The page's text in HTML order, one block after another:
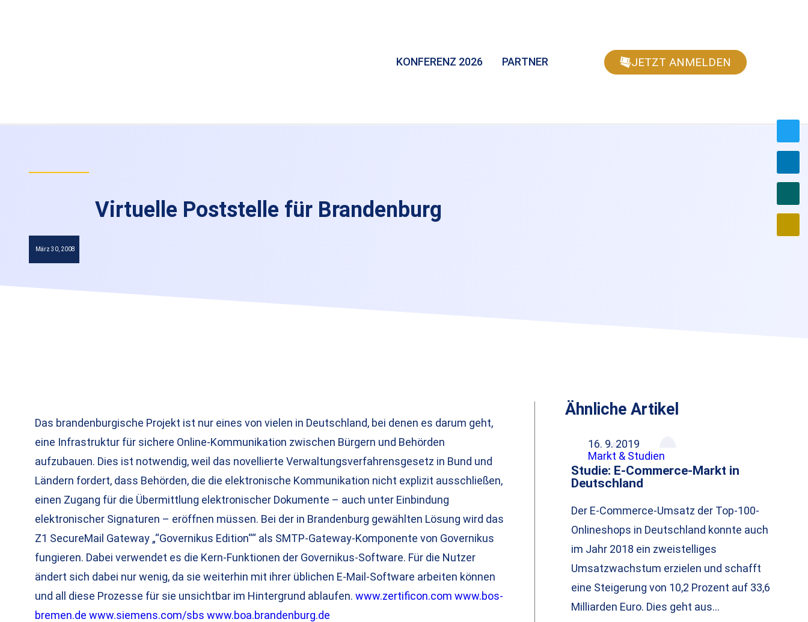
KONFERENZ 2026 PARTNER JETZT ANMELDEN
Virtuelle Poststelle für Brandenburg
März 30, 2008
Das brandenburgische Projekt ist nur eines von vielen in Deutschland, bei denen es darum geht,
eine Infrastruktur für sichere Online-Kommunikation zwischen Bürgern und Behörden
aufzubauen. Dies ist notwendig, weil das novellierte Verwaltungsverfahrensgesetz in Bund und
Ländern fordert, dass Behörden, die die elektronische Kommunikation nicht explizit ausschließen,
einen Zugang für die Übermittlung elektronischer Dokumente – auch unter Einbindung
elektronischer Signaturen – eröffnen müssen. Bei der in Brandenburg gewählten Lösung wird das
Z1 SecureMail Gateway „“Governikus Edition““ als SMTP-Gateway-Komponente von Governikus
fungieren. Dabei verwendet es die Kern-Funktionen der Governikus-Software. Für die Nutzer
ändert sich dabei nur wenig, da sie weiterhin mit ihrer üblichen E-Mail-Software arbeiten können
und all diese Prozesse für sie unsichtbar im Hintergrund ablaufen. www.zertificon.com www.bos-
bremen.de www.siemens.com/sbs www.boa.brandenburg.de
Ähnliche Artikel
16. 9. 2019
Markt & Studien
Studie: E-Commerce-Markt in
Deutschland
Der E-Commerce-Umsatz der Top-100-
Onlineshops in Deutschland konnte auch
im Jahr 2018 ein zweistelliges
Umsatzwachstum erzielen und schafft
eine Steigerung von 10,2 Prozent auf 33,6
Milliarden Euro. Dies geht aus…